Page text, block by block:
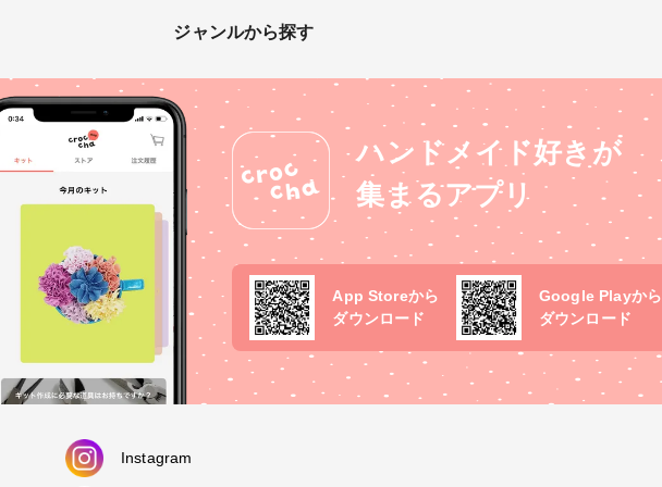
ジャンルから探す
ハンドメイド好きが
集まるアプリ
App Storeから
ダウンロード
Google Playから
ダウンロード
Instagram